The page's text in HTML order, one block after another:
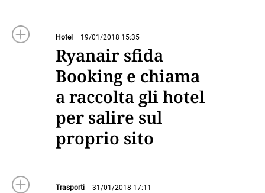
Hotel 19/01/2018 15:35
Ryanair sfida
Booking e chiama
a raccolta gli hotel
per salire sul
proprio sito
Trasporti 31/01/2018 17:11